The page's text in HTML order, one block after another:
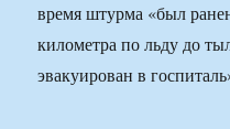
время штурма «был
километра по льду до
эвакуирован в